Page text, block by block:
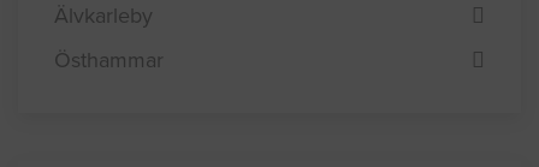
Älvkarleby
Östhammar